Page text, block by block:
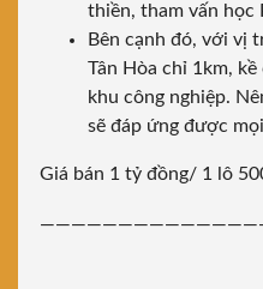
thiền, tham vấn học
Bên cạnh đó, với vị
Tân Hòa chỉ 1km,
khu công nghiệp.
sẽ đáp ứng được
Giá bán 1 tỷ đồng/ 1 lô